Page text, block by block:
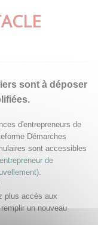
sont à déposer
d'entrepreneurs de
Démarches
sont accessibles
de
.
plus accès aux
un nouveau